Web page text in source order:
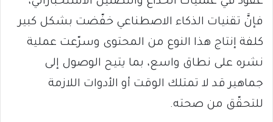
فإنَّ تقنيات الذكاء الاصطناعي خفّضت بشكل كبير
كلفة إنتاج هذا النوع من المحتوى وسرّعت عملية
نشره على نطاق واسع، بما يتيح الوصول إلى
جماهير قد لا تمتلك الوقت أو الأدوات اللازمة
للتحقّق من صحته.